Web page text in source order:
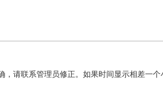
请联系管理员修正。如果时间显示相差一